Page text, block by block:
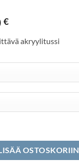
€Hintaluokka:
-
akryylitussi
OSTOSKORIIN